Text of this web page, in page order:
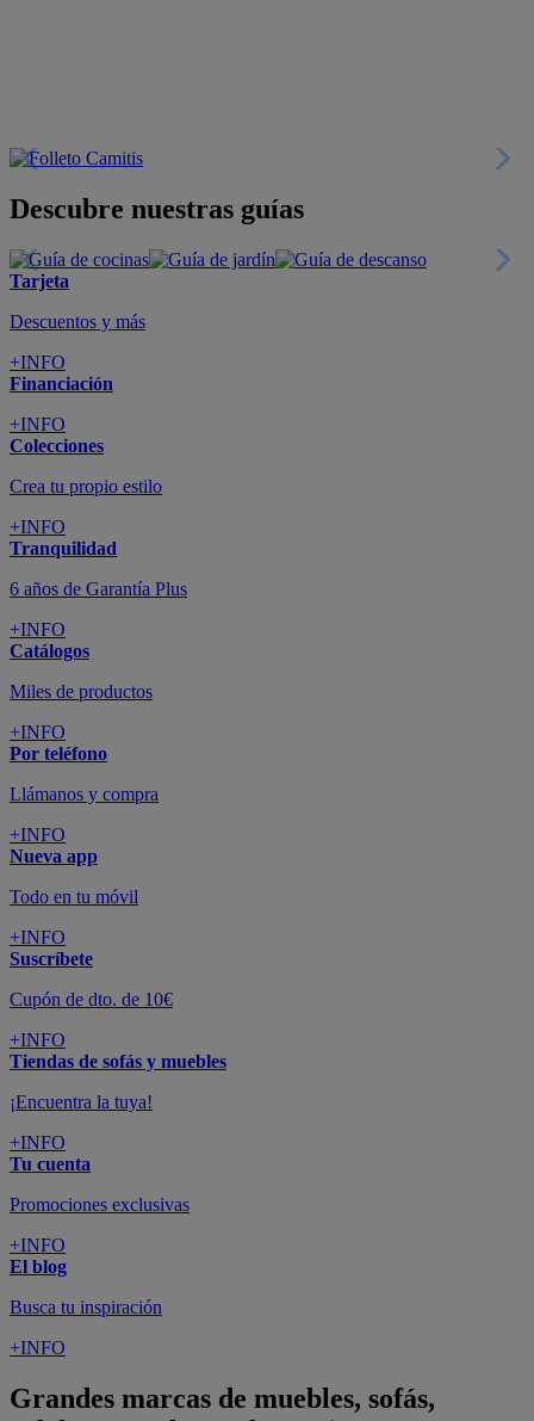
Descubre nuestras guías
Tarjeta
Descuentos y más
+INFO
Financiación
+INFO
Colecciones
Crea tu propio estilo
+INFO
Tranquilidad
6 años de Garantía Plus
+INFO
Catálogos
Miles de productos
+INFO
Por teléfono
Llámanos y compra
+INFO
Nueva app
Todo en tu móvil
+INFO
Suscríbete
Cupón de dto. de 10€
+INFO
Tiendas de sofás y muebles
¡Encuentra la tuya!
+INFO
Tu cuenta
Promociones exclusivas
+INFO
El blog
Busca tu inspiración
+INFO
Grandes marcas de muebles, sofás,